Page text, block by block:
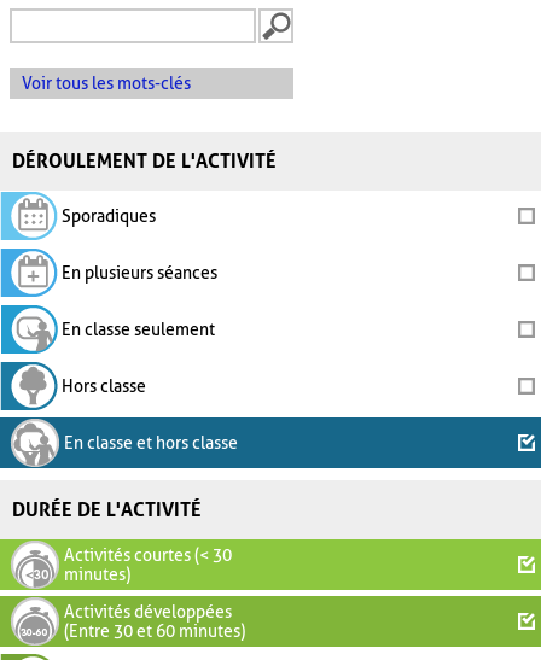
Voir tous les mots-clés
DÉROULEMENT DE L'ACTIVITÉ
Sporadiques
En plusieurs séances
En classe seulement
Hors classe
En classe et hors classe
DURÉE DE L'ACTIVITÉ
Activités courtes (< 30
minutes)
Activités développées
(Entre 30 et 60 minutes)